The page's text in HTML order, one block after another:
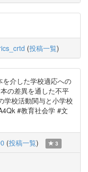
(投稿一覧)
を介した学校適応への
の差異を通した不平
学校活動関与と小学校
#教育社会学 #文
(投稿一覧) 3